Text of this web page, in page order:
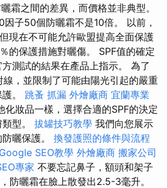
霜之間的差異，而價格並非典型。
子50個防曬霜不是10倍。 以前，
現在不可能允許歐盟提高全面保護
的保護措施對曬傷。 SPF值的確定
測試的結果在產品上指示。 為了
，並限制了可能由陽光引起的嚴重
。 跳蚤 抓漏 外燴廠商 宜蘭專業
化妝品一樣，選擇合適的SPF的決定
型。 拔罐技巧教學 我們向您展示
曬保護。 換發護照的條件與流程
SEO教學 外燴廠商 搬家公司
專家 不要忘記鼻子，額頭和架子
防曬霜在臉上散發出2.5-3毫升。